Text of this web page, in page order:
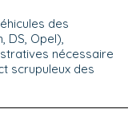
des
DS, Opel),
nécessaire
scrupuleux des